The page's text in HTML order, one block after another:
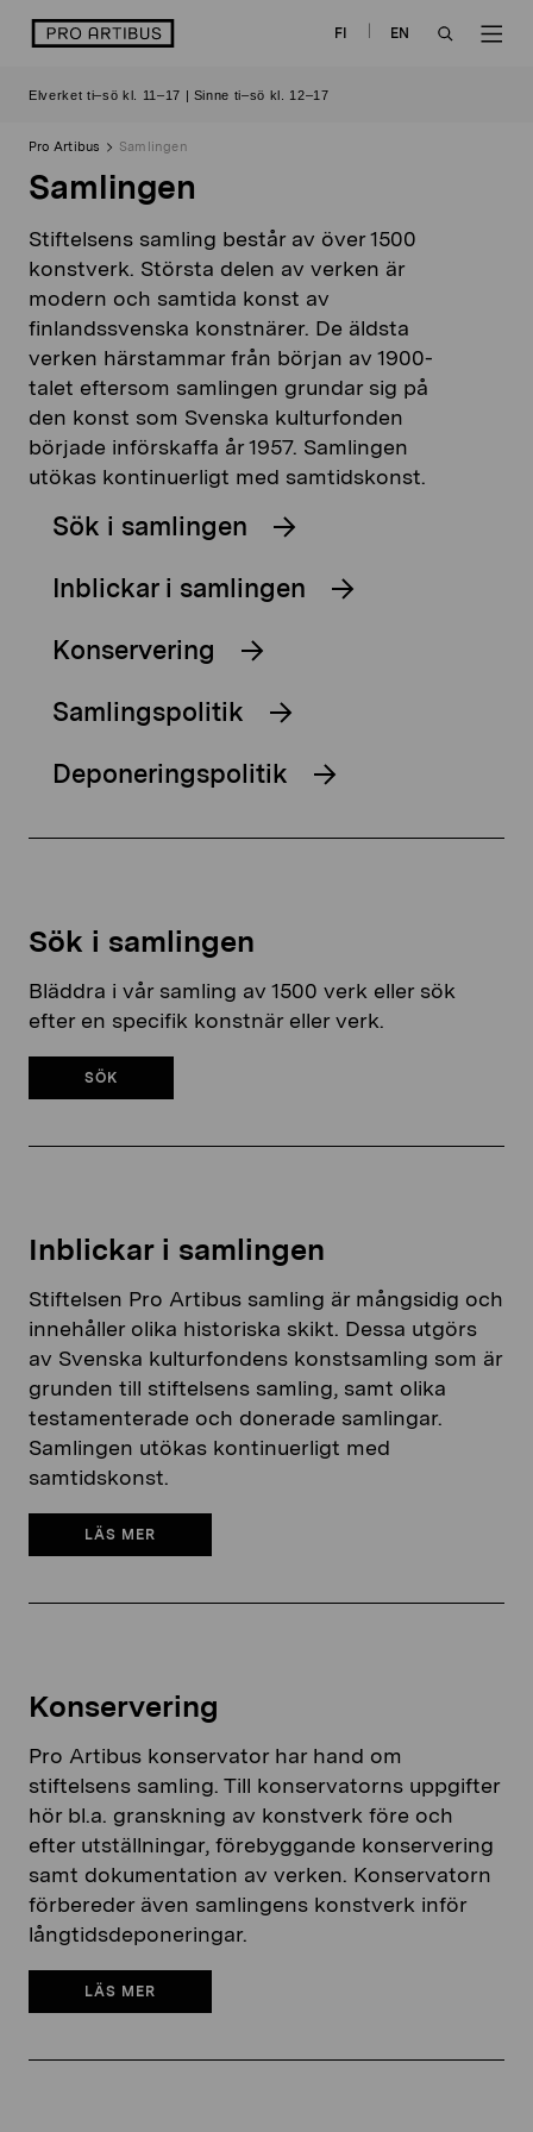
logo FI
EN
Elverket ti–sö kl. 11–17 | Sinne ti–sö kl. 12–17
Pro Artibus Samlingen
Samlingen
Stiftelsens samling består av över 1500
konstverk. Största delen av verken är
modern och samtida konst av
finlandssvenska konstnärer. De äldsta
verken härstammar från början av 1900-
talet eftersom samlingen grundar sig på
den konst som Svenska kulturfonden
började införskaffa år 1957. Samlingen
utökas kontinuerligt med samtidskonst.
Sök i samlingen
Inblickar i samlingen
Konservering
Samlingspolitik
Deponeringspolitik
Sök i samlingen
Bläddra i vår samling av 1500 verk eller sök
efter en specifik konstnär eller verk.
SÖK
Inblickar i samlingen
Stiftelsen Pro Artibus samling är mångsidig och
innehåller olika historiska skikt. Dessa utgörs
av Svenska kulturfondens konstsamling som är
grunden till stiftelsens samling, samt olika
testamenterade och donerade samlingar.
Samlingen utökas kontinuerligt med
samtidskonst.
LÄS MER
Konservering
Pro Artibus konservator har hand om
stiftelsens samling. Till konservatorns uppgifter
hör bl.a. granskning av konstverk före och
efter utställningar, förebyggande konservering
samt dokumentation av verken. Konservatorn
förbereder även samlingens konstverk inför
långtidsdeponeringar.
LÄS MER